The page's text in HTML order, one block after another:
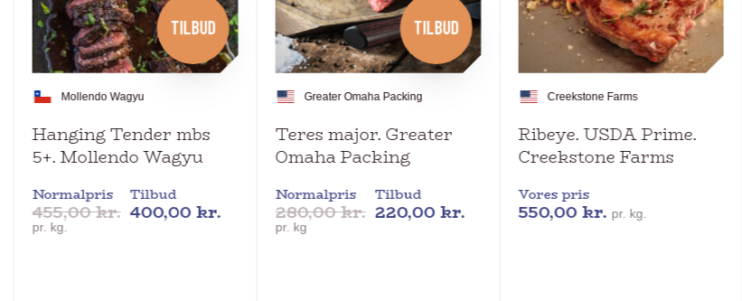
TILBUD
Mollendo Wagyu
Hanging Tender mbs
5+. Mollendo Wagyu
Normalpris
455,00kr.
Tilbud
400,00kr.
pr. kg.
TILBUD
Greater Omaha Packing
Teres major. Greater
Omaha Packing
Normalpris
280,00kr.
Tilbud
220,00kr.
pr. kg
Creekstone Farms
Ribeye. USDA Prime.
Creekstone Farms
Vores pris
550,00kr. pr. kg.